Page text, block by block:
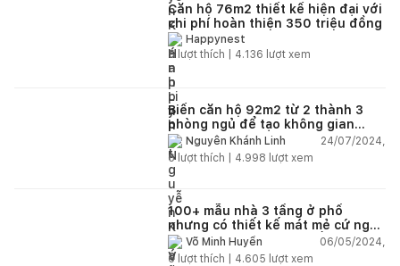
Căn hộ 76m2 thiết kế hiện đại với
chi phí hoàn thiện 350 triệu đồng
Happynest
5 lượt thích | 4.136 lượt xem
Biến căn hộ 92m2 từ 2 thành 3
phòng ngủ để tạo không gian
riêng cho 2 cô con gái
Nguyễn Khánh Linh
24/07/2024,
6lượt thích | 4.998 lượt xem
100+ mẫu nhà 3 tầng ở phố
nhưng có thiết kế mát mẻ cứ ngỡ
đang tận hưởng cuộc sống trong
lành ở quê
Võ Minh Huyền
06/05/2024,
6 lượt thích | 4.605 lượt xem